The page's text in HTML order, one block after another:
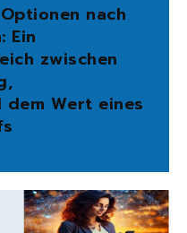
nach
Ein
zwischen
Wert eines